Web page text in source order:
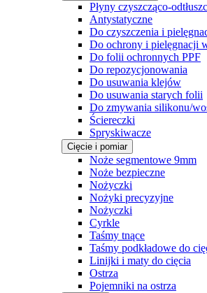
Płyny czyszcząco-
Antystatyczne
Do czyszczenia i
Do ochrony i pielęgnacji
Do folii ochronnych PPF
Do repozycjonowania
Do usuwania klejów
Do usuwania starych folii
Do zmywania silikonu/
Ściereczki
Spryskiwacze
Cięcie i pomiar
Noże segmentowe 9mm
Noże bezpieczne
Nożyczki
Nożyki precyzyjne
Nożyczki
Cyrkle
Taśmy tnące
Taśmy podkładowe do
Linijki i maty do cięcia
Ostrza
Pojemniki na ostrza